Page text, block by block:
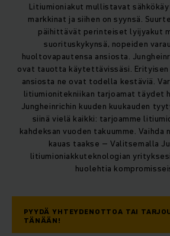
Litiumioniakut mullistavat
markkinat ja siihen on syynsä.
päihittävät perinteiset lyijyakut
suorituskykynsä, nopeiden
huoltovapautensa ansiosta.
ovat tauotta käytettävissäsi.
ansiosta ne ovat todella kestäviä.
litiumionitekniikan tarjoamat täydet
Jungheinrichin kuuden kuukauden
siinä vielä kaikki: tarjoamme
kahdeksan vuoden takuumme.
kauas taakse – Valitsemalla
litiumioniakkuteknologian
huolehtia
PYYDÄ YHTEYDENOTTOA TAI
TÄNÄÄN!